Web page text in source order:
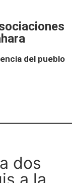
del pueblo
dos
a la